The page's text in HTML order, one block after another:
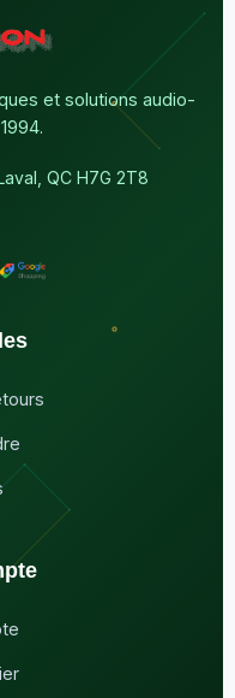
et solutions audio-
QC H7G 2T8